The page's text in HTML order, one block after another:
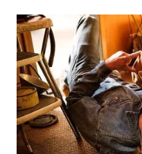
WN
PURWAKARTA
WN
PRIANGAN
TIMUR